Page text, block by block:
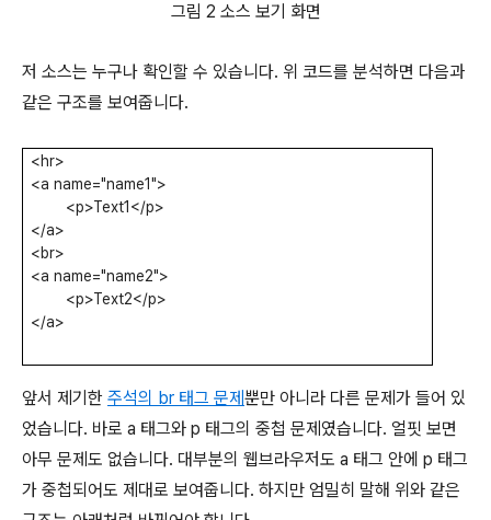
그림 2 소스 보기 화면
저 소스는 누구나 확인할 수 있습니다. 위 코드를 분석하면 다음과
같은 구조를 보여줍니다.
<hr>
<a name="name1">
<p>Text1</p>
</a>
<br>
<a name="name2">
<p>Text2</p>
</a>
앞서 제기한 주석의 br 태그 문제뿐만 아니라 다른 문제가 들어 있
었습니다. 바로 a 태그와 p 태그의 중첩 문제였습니다. 얼핏 보면
아무 문제도 없습니다. 대부분의 웹브라우저도 a 태그 안에 p 태그
가 중첩되어도 제대로 보여줍니다. 하지만 엄밀히 말해 위와 같은